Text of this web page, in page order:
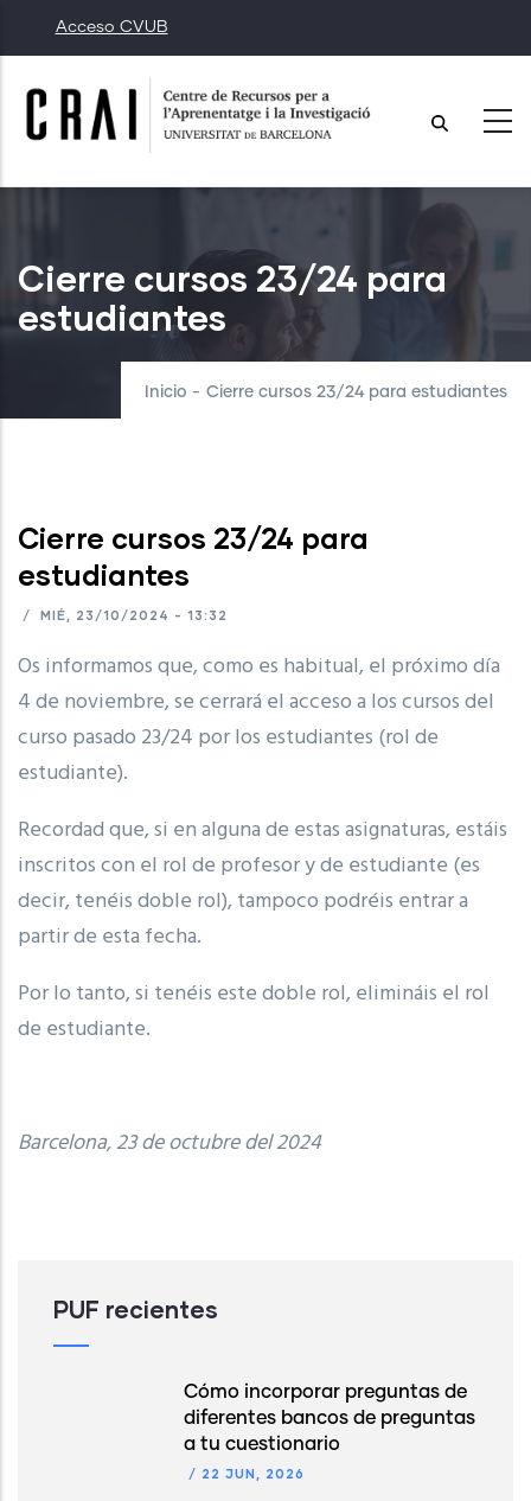
al
contenido
principal
Acceso CVUB
Cierre cursos 23/24 para
estudiantes
Inicio - Cierre cursos 23/24 para estudiantes
Cierre cursos 23/24 para
estudiantes
/ MIÉ, 23/10/2024 - 13:32
Os informamos que, como es habitual, el próximo día
4 de noviembre, se cerrará el acceso a los cursos del
curso pasado 23/24 por los estudiantes (rol de
estudiante).
Recordad que, si en alguna de estas asignaturas, estáis
inscritos con el rol de profesor y de estudiante (es
decir, tenéis doble rol), tampoco podréis entrar a
partir de esta fecha.
Por lo tanto, si tenéis este doble rol, elimináis el rol
de estudiante.
Barcelona, 23 de octubre del 2024
PUF recientes
Cómo incorporar preguntas de
diferentes bancos de preguntas
a tu cuestionario
/ 22 JUN, 2026